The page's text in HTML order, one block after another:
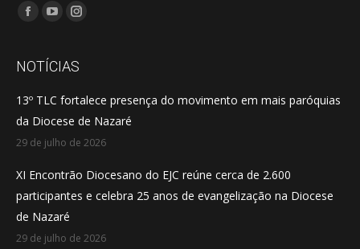
Encontre-nos em:
Facebook
opens
new
window
YouTube
opens
new
window
Instagram
opens
new
window
NOTÍCIAS
13º TLC fortalece presença do movimento em mais paróquias
da Diocese de Nazaré
29 de julho de 2026
XI Encontrão Diocesano do EJC reúne cerca de 2.600
participantes e celebra 25 anos de evangelização na Diocese
de Nazaré
29 de julho de 2026